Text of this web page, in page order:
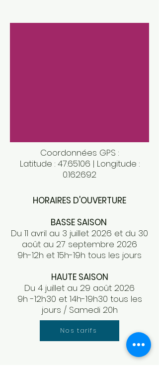
Coordonnées GPS :
Latitude : 47.65106 | Longitude :
0.162692
HORAIRES D'OUVERTURE
BASSE SAISON
Du 11 avril au 3 juillet 2026 et du 30
août au 27 septembre 2026
9h-12h et 15h-19h tous les jours
HAUTE SAISON
Du 4 juillet au 29 août 2026
9h -12h30 et 14h-19h30 tous les
jours / Samedi 20h
Nos tarifs